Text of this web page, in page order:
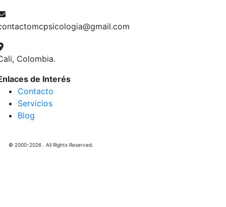
Colombia.
de Interés
Contacto
Servicios
Blog
© 2000-2026 . All Rights Reserved.